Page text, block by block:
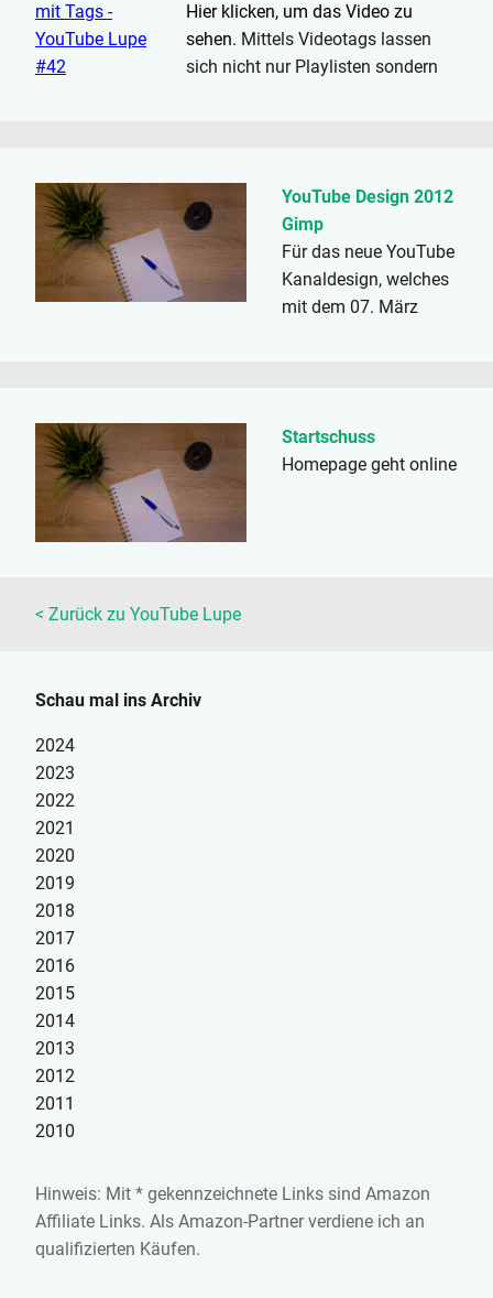
Hier klicken, um das Video zu
sehen. Mittels Videotags lassen
sich nicht nur Playlisten sondern
das...
YouTube Design 2012
Gimp
Für das neue YouTube
Kanaldesign, welches
mit dem 07. März
1920*3000px, aber
jederzeit
Startschuss
Homepage geht online
< Zurück zu YouTube Lupe
Schau mal ins Archiv
2024
2023
2022
2021
2020
2019
2018
2017
2016
2015
2014
2013
2012
2011
2010
Hinweis: Mit * gekennzeichnete Links sind Amazon
Affiliate Links. Als Amazon-Partner verdiene ich an
qualifizierten Käufen.